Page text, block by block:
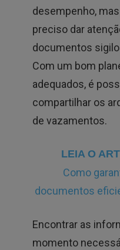
desempenho,
preciso dar
documentos
Com um bom
adequados, é
compartilhar os
de vazamentos.
LEIA O
Como
documentos
Encontrar as
momento